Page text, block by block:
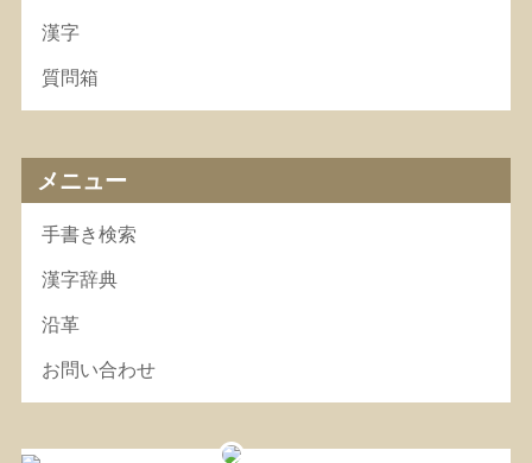
漢字
質問箱
メニュー
手書き検索
漢字辞典
沿革
お問い合わせ